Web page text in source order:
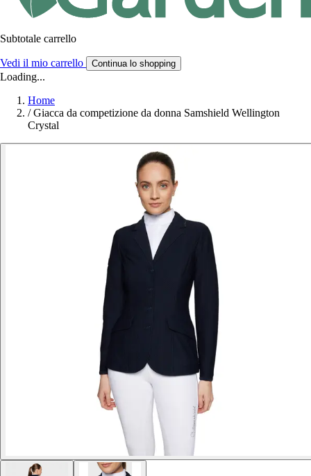
Subtotale carrello
Vedi il mio carrello Continua lo shopping
Loading...
Home
/ Giacca da competizione da donna Samshield Wellington
Crystal